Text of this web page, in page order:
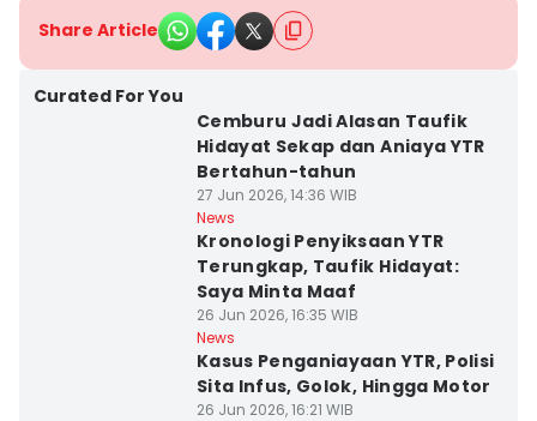
Share Article
Curated For You
Cemburu Jadi Alasan Taufik
Hidayat Sekap dan Aniaya YTR
Bertahun-tahun
27 Jun 2026, 14:36 WIB
News
Kronologi Penyiksaan YTR
Terungkap, Taufik Hidayat:
Saya Minta Maaf
26 Jun 2026, 16:35 WIB
News
Kasus Penganiayaan YTR, Polisi
Sita Infus, Golok, Hingga Motor
26 Jun 2026, 16:21 WIB